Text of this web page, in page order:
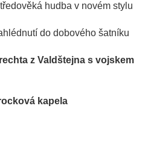
hudba v novém stylu
do dobového šatníku
z Valdštejna s vojskem
kapela